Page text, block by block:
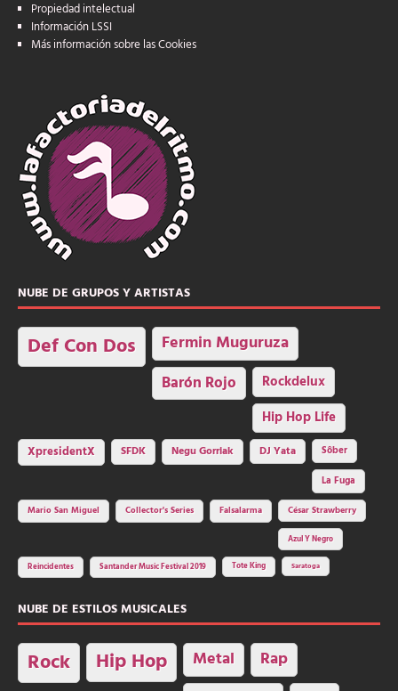
Propiedad intelectual
Información LSSI
Más información sobre las Cookies
NUBE DE GRUPOS Y ARTISTAS
Def Con Dos Fermin Muguruza
Barón Rojo Rockdelux
Hip Hop Life
XpresidentX SFDK Negu Gorriak DJ Yata
Sôber
La Fuga
Mario San Miguel
Collector's Series Falsalarma César Strawberry
Azul Y Negro
Reincidentes Santander Music Festival 2019 Tote King Saratoga
NUBE DE ESTILOS MUSICALES
Rock Hip Hop Metal Rap